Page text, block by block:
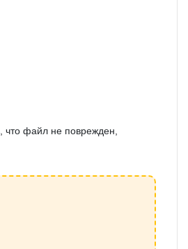
что файл не поврежден,